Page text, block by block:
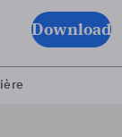
Download